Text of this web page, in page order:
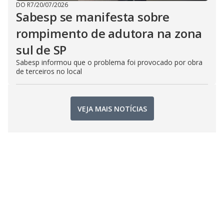
DO R7/20/07/2026
Sabesp se manifesta sobre
rompimento de adutora na zona
sul de SP
Sabesp informou que o problema foi provocado por obra
de terceiros no local
VEJA MAIS NOTÍCIAS